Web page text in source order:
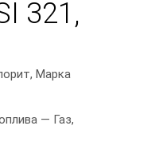
321,
Марка
— Газ,